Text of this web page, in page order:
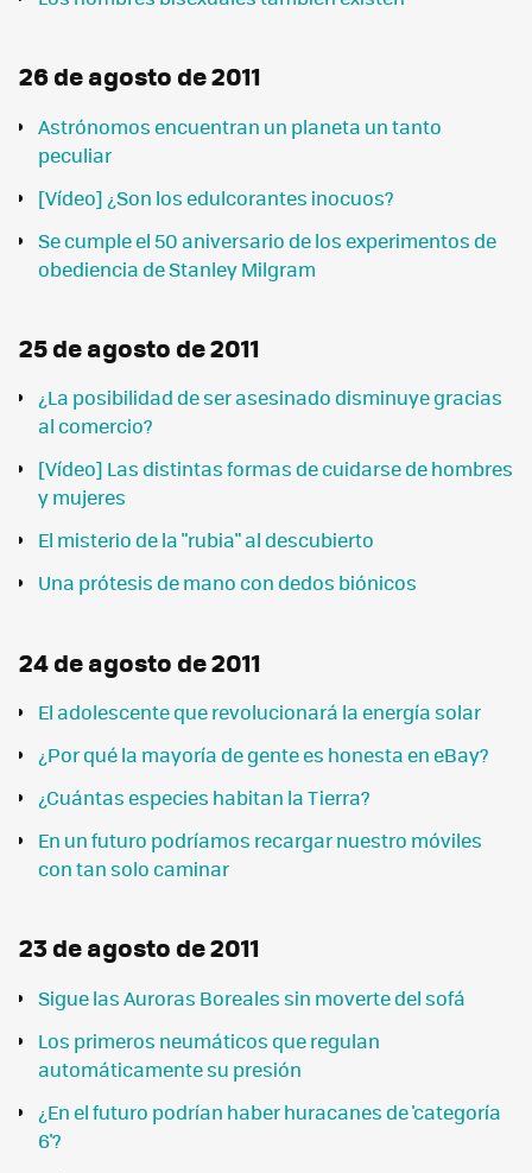
26 de agosto de 2011
Astrónomos encuentran un planeta un tanto
peculiar
[Vídeo] ¿Son los edulcorantes inocuos?
Se cumple el 50 aniversario de los experimentos de
obediencia de Stanley Milgram
25 de agosto de 2011
¿La posibilidad de ser asesinado disminuye gracias
al comercio?
[Vídeo] Las distintas formas de cuidarse de hombres
y mujeres
El misterio de la "rubia" al descubierto
Una prótesis de mano con dedos biónicos
24 de agosto de 2011
El adolescente que revolucionará la energía solar
¿Por qué la mayoría de gente es honesta en eBay?
¿Cuántas especies habitan la Tierra?
En un futuro podríamos recargar nuestro móviles
con tan solo caminar
23 de agosto de 2011
Sigue las Auroras Boreales sin moverte del sofá
Los primeros neumáticos que regulan
automáticamente su presión
¿En el futuro podrían haber huracanes de 'categoría
6'?